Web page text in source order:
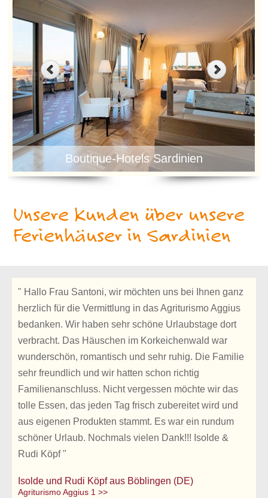
Boutique-Hotels Sardinien
Unsere Kunden über unsere
Ferienhäuser in Sardinien
" Hallo Frau Santoni, wir möchten uns bei Ihnen ganz
herzlich für die Vermittlung in das Agriturismo Aggius
bedanken. Wir haben sehr schöne Urlaubstage dort
verbracht. Das Häuschen im Korkeichenwald war
wunderschön, romantisch und sehr ruhig. Die Familie
sehr freundlich und wir hatten schon richtig
Familienanschluss. Nicht vergessen möchte wir das
tolle Essen, das jeden Tag frisch zubereitet wird und
aus eigenen Produkten stammt. Es war ein rundum
schöner Urlaub. Nochmals vielen Dank!!! Isolde &
Rudi Köpf "
Isolde und Rudi Köpf aus Böblingen (DE)
Agriturismo Aggius 1 >>